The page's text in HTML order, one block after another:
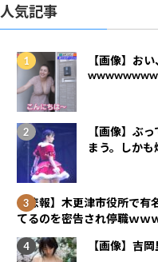
人気記事
【画像】お
【画像】ぶ
まう。しかも
【悲報】木更津市役所で有
てるのを密告され停職ｗｗ
【画像】吉